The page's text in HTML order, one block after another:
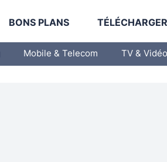
BONS PLANS
Mobile & Telecom TV & Vidéo